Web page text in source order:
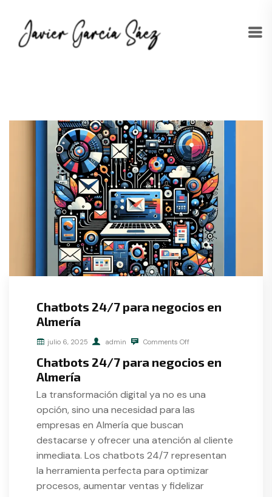
Chatbots 24/7 para negocios en
Almería
julio 6, 2025 admin Comments Off
Chatbots 24/7 para negocios en
Almería
La transformación digital ya no es una
opción, sino una necesidad para las
empresas en Almería que buscan
destacarse y ofrecer una atención al cliente
inmediata. Los chatbots 24/7 representan
la herramienta perfecta para optimizar
procesos, aumentar ventas y fidelizar